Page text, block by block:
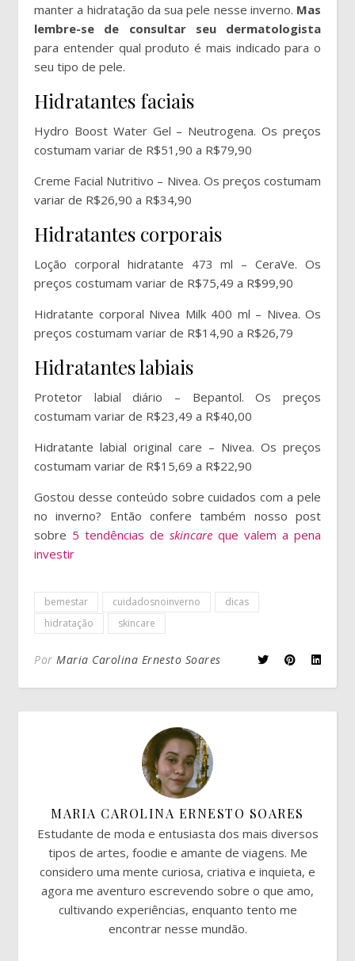
manter a hidratação da sua pele nesse inverno. Mas
lembre-se de consultar seu dermatologista
para entender qual produto é mais indicado para o
seu tipo de pele.
Hidratantes faciais
Hydro Boost Water Gel – Neutrogena. Os preços
costumam variar de R$51,90 a R$79,90
Creme Facial Nutritivo – Nivea. Os preços costumam
variar de R$26,90 a R$34,90
Hidratantes corporais
Loção corporal hidratante 473 ml – CeraVe. Os
preços costumam variar de R$75,49 a R$99,90
Hidratante corporal Nivea Milk 400 ml – Nivea. Os
preços costumam variar de R$14,90 a R$26,79
Hidratantes labiais
Protetor labial diário – Bepantol. Os preços
costumam variar de R$23,49 a R$40,00
Hidratante labial original care – Nivea. Os preços
costumam variar de R$15,69 a R$22,90
Gostou desse conteúdo sobre cuidados com a pele
no inverno? Então confere também nosso post
sobre 5 tendências de skincare que valem a pena
investir
bemestar cuidadosnoinverno
dicas
hidratação
skincare
Por Maria Carolina Ernesto Soares
MARIA CAROLINA ERNESTO SOARES
Estudante de moda e entusiasta dos mais diversos
tipos de artes, foodie e amante de viagens. Me
considero uma mente curiosa, criativa e inquieta, e
agora me aventuro escrevendo sobre o que amo,
cultivando experiências, enquanto tento me
encontrar nesse mundão.